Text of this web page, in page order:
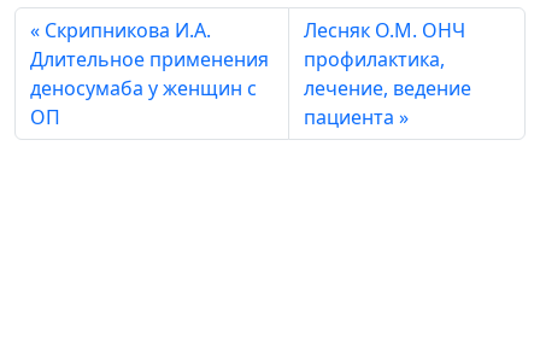
Скрипникова И.А.
Длительное применения
деносумаба у женщин с
ОП
Лесняк О.М. ОНЧ
профилактика,
лечение, ведение
пациента